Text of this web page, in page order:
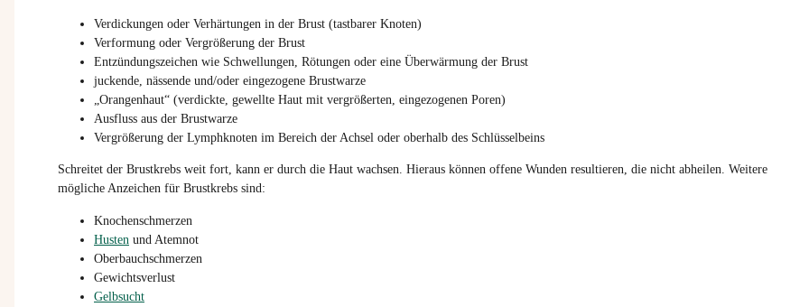
Verdickungen oder Verhärtungen in der Brust (tastbarer Knoten)
Verformung oder Vergrößerung der Brust
Entzündungszeichen wie Schwellungen, Rötungen oder eine Überwärmung der Brust
juckende, nässende und/oder eingezogene Brustwarze
„Orangenhaut“ (verdickte, gewellte Haut mit vergrößerten, eingezogenen Poren)
Ausfluss aus der Brustwarze
Vergrößerung der Lymphknoten im Bereich der Achsel oder oberhalb des Schlüsselbeins
Schreitet der Brustkrebs weit fort, kann er durch die Haut wachsen. Hieraus können offene Wunden resultieren, die nicht abheilen. Weitere
mögliche Anzeichen für Brustkrebs sind:
Knochenschmerzen
Husten und Atemnot
Oberbauchschmerzen
Gewichtsverlust
Gelbsucht